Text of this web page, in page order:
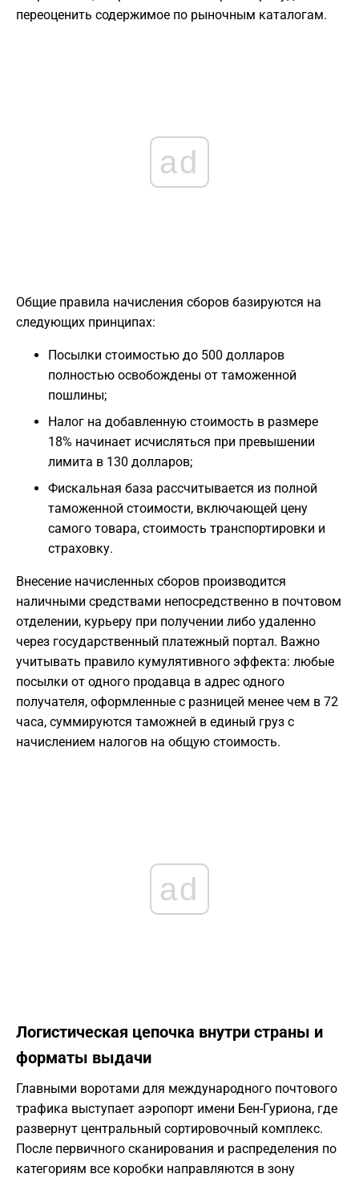
переоценить содержимое по рыночным каталогам.
ad
Общие правила начисления сборов базируются на
следующих принципах:
Посылки стоимостью до 500 долларов
полностью освобождены от таможенной
пошлины;
Налог на добавленную стоимость в размере
18% начинает исчисляться при превышении
лимита в 130 долларов;
Фискальная база рассчитывается из полной
таможенной стоимости, включающей цену
самого товара, стоимость транспортировки и
страховку.
Внесение начисленных сборов производится
наличными средствами непосредственно в почтовом
отделении, курьеру при получении либо удаленно
через государственный платежный портал. Важно
учитывать правило кумулятивного эффекта: любые
посылки от одного продавца в адрес одного
получателя, оформленные с разницей менее чем в 72
часа, суммируются таможней в единый груз с
начислением налогов на общую стоимость.
ad
Логистическая цепочка внутри страны и
форматы выдачи
Главными воротами для международного почтового
трафика выступает аэропорт имени Бен-Гуриона, где
развернут центральный сортировочный комплекс.
После первичного сканирования и распределения по
категориям все коробки направляются в зону